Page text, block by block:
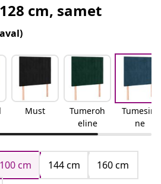
cm, samet
Must
Tumeroh
eline
Tumesini
ne
100 cm 144 cm
160 cm